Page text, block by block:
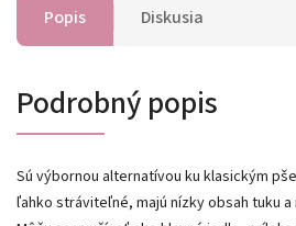
Popis Diskusia
Podrobný popis
Sú výbornou alternatívou ku klasickým
ľahko stráviteľné, majú nízky obsah tuku